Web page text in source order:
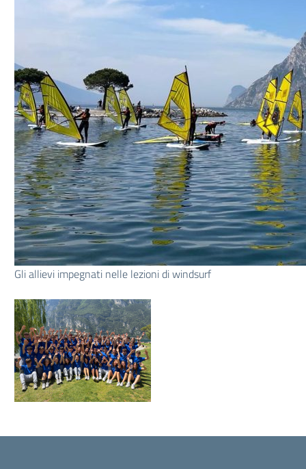
Gli allievi impegnati nelle lezioni di windsurf